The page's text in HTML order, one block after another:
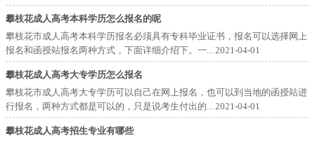
攀枝花成人高考本科学历怎么报名的呢
攀枝花市成人高考本科学历报名必须具有专科毕业证书，报名可以选择网上
报名和函授站报名两种方式，下面详细介绍下。一... 2021-04-01
攀枝花成人高考大专学历怎么报名
攀枝花市成人高考大专学历可以自己在网上报名，也可以到当地的函授站进
行报名，两种方式都是可以的，只是说考生付出的... 2021-04-01
攀枝花成人高考招生专业有哪些